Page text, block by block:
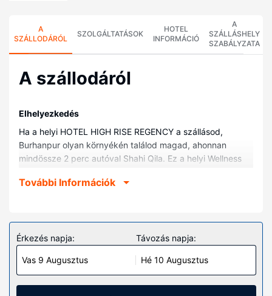
A
SZÁLLODÁRÓL
SZOLGÁLTATÁSOK
HOTEL
INFORMÁCIÓ
A
SZÁLLÁSHELY
SZABÁLYZATA
A szállodáról
Elhelyezkedés
Ha a helyi HOTEL HIGH RISE REGENCY a szállásod,
Burhanpur olyan környékén találod magad, ahonnan
mindössze 2 perc autóval Shahi Qila. Ez a helyi Wellness
Szobák
szoba egyikében. Kapcsolatban maradhat barátaival,
családtagjaival, vagy éppen üzleti ügyeit intézheti, hiszen
a szobákban ingyenes vezeték nélküli internet-hozzáférés
is elérhető. A kényelmi felszerelések és szolgáltatások
közé tartozik telefon és ingyenes újságok, illetve takarítás
naponta.
További Információk
Érkezés napja:
Vas 9 Augusztus
Távozás napja:
Hé 10 Augusztus